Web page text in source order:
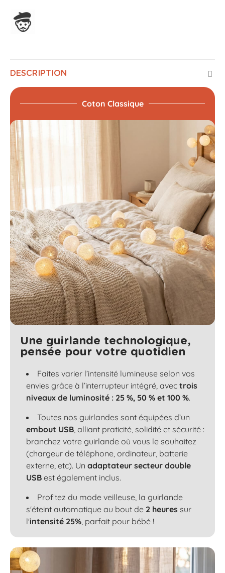
DESCRIPTION
Coton Classique
Une guirlande technologique,
pensée pour votre quotidien
Faites varier l’intensité lumineuse selon vos
envies grâce à l’interrupteur intégré, avec trois
niveaux de luminosité : 25 %, 50 % et 100 %.
Toutes nos guirlandes sont équipées d’un
embout USB, alliant praticité, solidité et sécurité :
branchez votre guirlande où vous le souhaitez
(chargeur de téléphone, ordinateur, batterie
externe, etc). Un adaptateur secteur double
USB est également inclus.
Profitez du mode veilleuse, la guirlande
s'éteint automatique au bout de 2 heures sur
l'intensité 25%, parfait pour bébé !